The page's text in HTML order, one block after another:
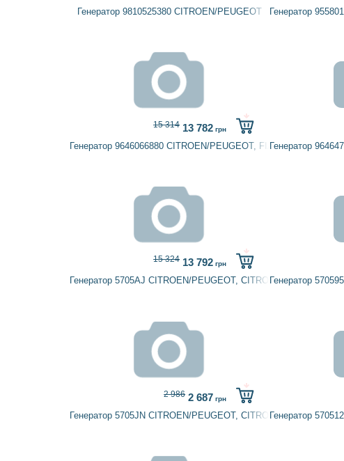
Генератор 9810525380 CITROEN/PEUGEOT Генератор
Генератор 9646066880 CITROEN/PEUGEOT, FIAT, LANCIA
15 314 13 782 грн
Генератор
Генератор 5705AJ CITROEN/PEUGEOT, CITROËN, PEUGEOT
15 324 13 792 грн
Генератор
Генератор 5705JN CITROEN/PEUGEOT, CITROËN
2 986 2 687 грн
Генератор